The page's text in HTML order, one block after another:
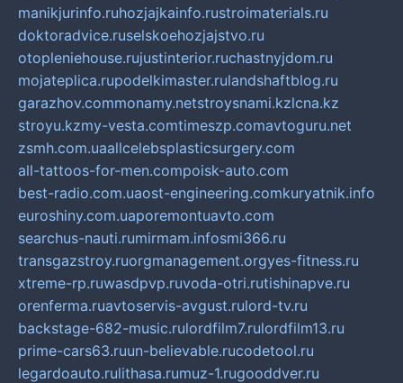
manikjurinfo.ruhozjajkainfo.rustroimaterials.ru
doktoradvice.ruselskoehozjajstvo.ru
otopleniehouse.rujustinterior.ruchastnyjdom.ru
mojateplica.rupodelkimaster.rulandshaftblog.ru
garazhov.commonamy.netstroysnami.kzlcna.kz
stroyu.kzmy-vesta.comtimeszp.comavtoguru.net
zsmh.com.uaallcelebsplasticsurgery.com
all-tattoos-for-men.compoisk-auto.com
best-radio.com.uaost-engineering.comkuryatnik.info
euroshiny.com.uaporemontuavto.com
searchus-nauti.rumirmam.infosmi366.ru
transgazstroy.ruorgmanagement.orgyes-fitness.ru
xtreme-rp.ruwasdpvp.ruvoda-otri.rutishinapve.ru
orenferma.ruavtoservis-avgust.rulord-tv.ru
backstage-682-music.rulordfilm7.rulordfilm13.ru
prime-cars63.ruun-believable.rucodetool.ru
legardoauto.rulithasa.rumuz-1.rugooddver.ru